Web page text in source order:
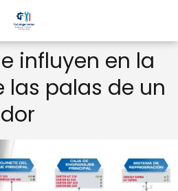
influyen en la
las palas de un